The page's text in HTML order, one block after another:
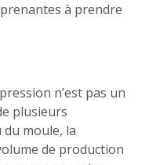
à prendre
n’est pas un
plusieurs
moule, la
de production